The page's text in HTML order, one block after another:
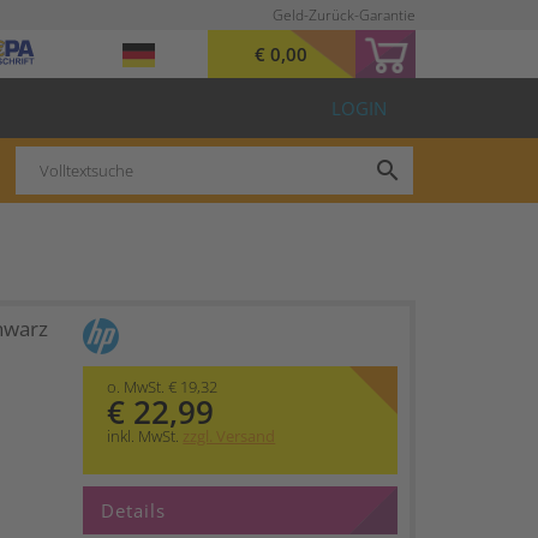
Geld-Zurück-Garantie
€ 0,00
LOGIN
search
o. MwSt. € 19,32
€ 22,99
inkl. MwSt. zzgl. Versand
Details